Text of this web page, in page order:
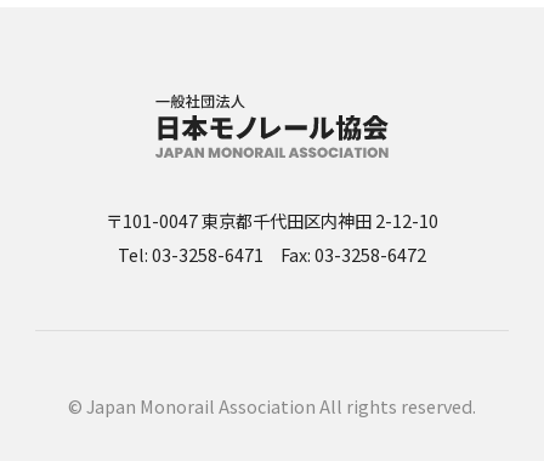
〒101-0047 東京都千代田区内神田 2-12-10
Tel: 03-3258-6471 Fax: 03-3258-6472
© Japan Monorail Association All rights reserved.